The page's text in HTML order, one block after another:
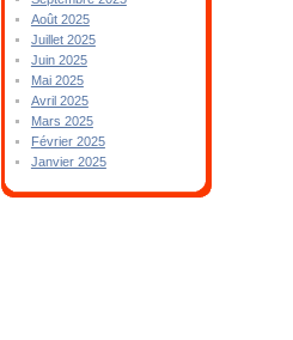
Août 2025
Juillet 2025
Juin 2025
Mai 2025
Avril 2025
Mars 2025
Février 2025
Janvier 2025